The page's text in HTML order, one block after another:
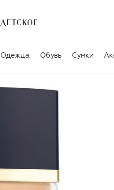
ДЕТСКОЕ
Одежда Обувь Сумки